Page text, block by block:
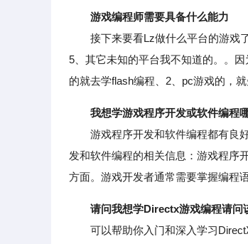
游戏编程师需要具备什么能力
接下来要看Lz做什么平台的游戏了
5、其它未知的平台我不知道的。。
的就去学flash编程、2、pc游戏的，就
我想学游戏程序开发或软件编程
游戏程序开发和软件编程都有良好
发和软件编程的相关信息：游戏程序
方面。游戏开发者通常需要掌握编程语
请问我想学Directx游戏编程请问
可以帮助你入门和深入学习DirectX